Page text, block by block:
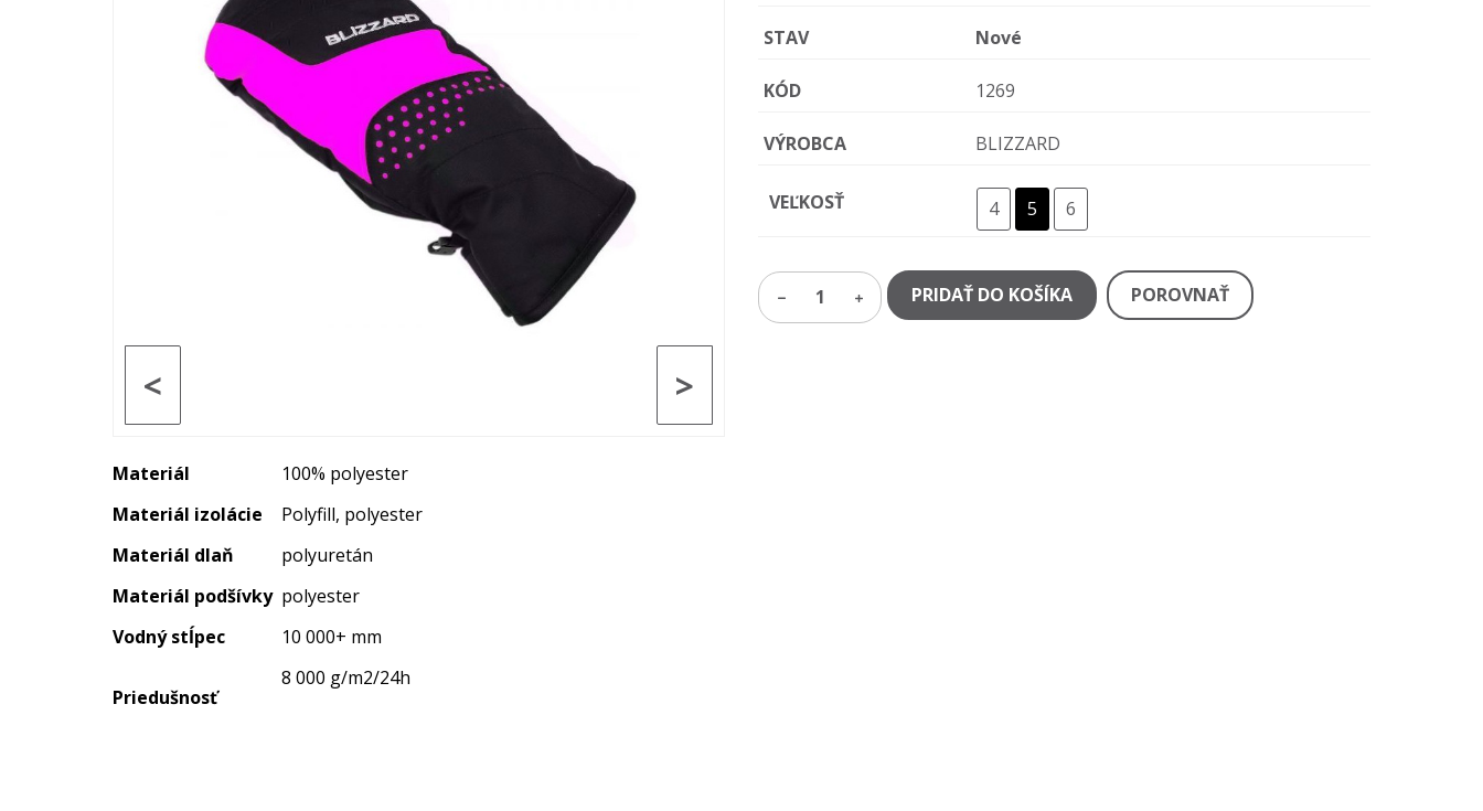
>
<
STAV Nové
KÓD 1269
VÝROBCA BLIZZARD
VEĽKOSŤ 4 5 6
1 PRIDAŤ DO KOŠÍKA POROVNAŤ
Materiál
100% polyester
Materiál izolácie
Polyfill, polyester
Materiál dlaň
polyuretán
Materiál podšívky polyester
Vodný stĺpec
10 000+ mm
Priedušnosť
8 000 g/m2/24h